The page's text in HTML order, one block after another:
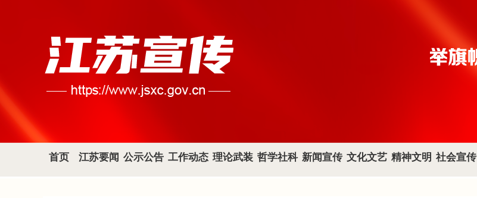
首页 江苏要闻 公示公告 工作动态 理论武装 哲学社科 新闻宣传 文化文艺 精神文明 社会宣传